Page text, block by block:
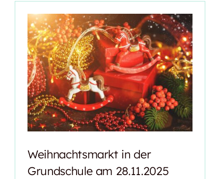
Weihnachtsmarkt in der
Grundschule am 28.11.2025